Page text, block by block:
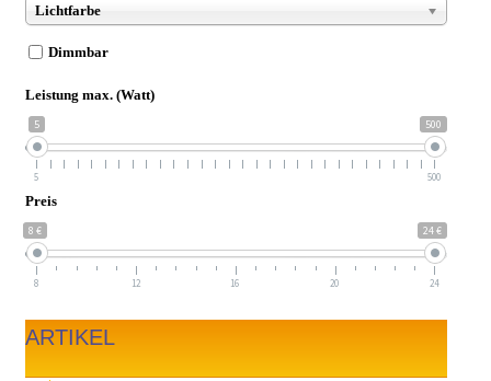
Lichtfarbe
Dimmbar
Leistung max. (Watt)
5 500
5 500
Preis
8 € 24 €
8 12 16 20 24
ARTIKEL